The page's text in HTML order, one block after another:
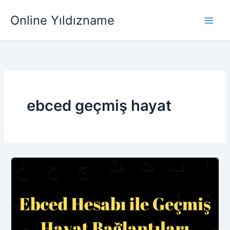
atlaOnline Yıldızname
ebced geçmiş hayat